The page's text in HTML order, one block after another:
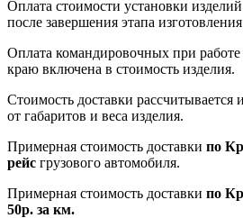
Оплата стоимости установки
после завершения этапа
Оплата командировочных при
краю включена в стоимость изделия.
Стоимость доставки рассчитывается
от габаритов и веса изделия.
Примерная стоимость доставки по
рейс грузового автомобиля.
Примерная стоимость доставки по
50р. за км.